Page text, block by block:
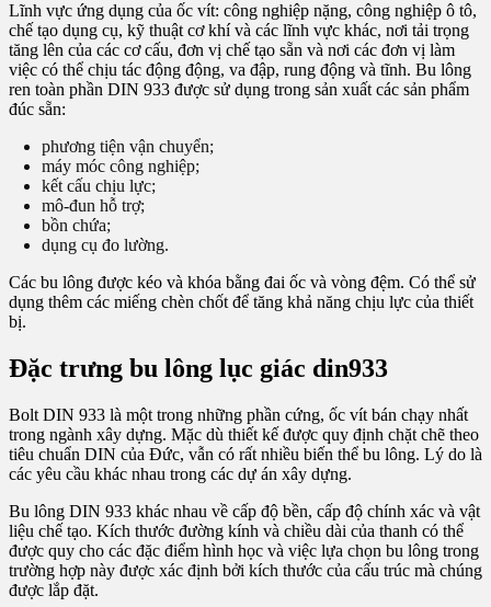
Lĩnh vực ứng dụng của ốc vít: công nghiệp nặng, công nghiệp ô tô,
chế tạo dụng cụ, kỹ thuật cơ khí và các lĩnh vực khác, nơi tải trọng
tăng lên của các cơ cấu, đơn vị chế tạo sẵn và nơi các đơn vị làm
việc có thể chịu tác động động, va đập, rung động và tĩnh. Bu lông
ren toàn phần DIN 933 được sử dụng trong sản xuất các sản phẩm
đúc sẵn:
phương tiện vận chuyển;
máy móc công nghiệp;
kết cấu chịu lực;
mô-đun hỗ trợ;
bồn chứa;
dụng cụ đo lường.
Các bu lông được kéo và khóa bằng đai ốc và vòng đệm. Có thể sử
dụng thêm các miếng chèn chốt để tăng khả năng chịu lực của thiết
bị.
Đặc trưng bu lông lục giác din933
Bolt DIN 933 là một trong những phần cứng, ốc vít bán chạy nhất
trong ngành xây dựng. Mặc dù thiết kế được quy định chặt chẽ theo
tiêu chuẩn DIN của Đức, vẫn có rất nhiều biến thể bu lông. Lý do là
các yêu cầu khác nhau trong các dự án xây dựng.
Bu lông DIN 933 khác nhau về cấp độ bền, cấp độ chính xác và vật
liệu chế tạo. Kích thước đường kính và chiều dài của thanh có thể
được quy cho các đặc điểm hình học và việc lựa chọn bu lông trong
trường hợp này được xác định bởi kích thước của cấu trúc mà chúng
được lắp đặt.